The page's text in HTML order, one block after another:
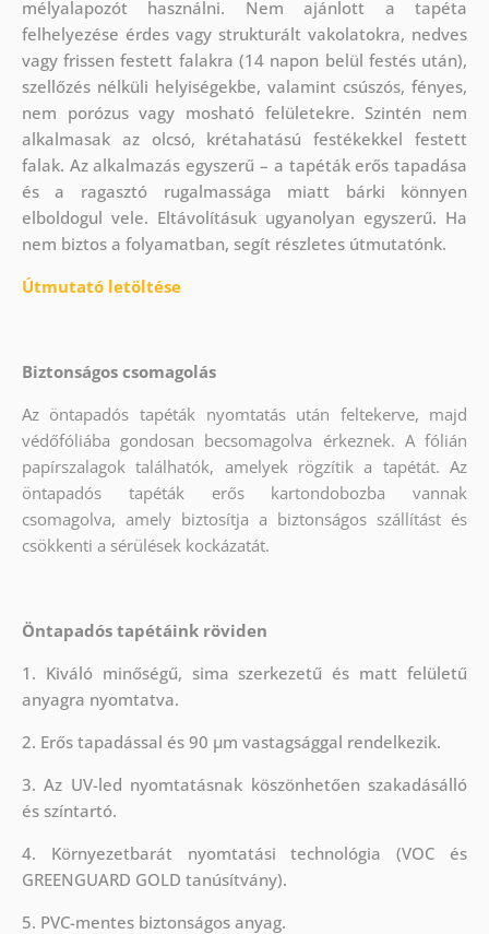
mélyalapozót használni. Nem ajánlott a tapéta
felhelyezése érdes vagy strukturált vakolatokra, nedves
vagy frissen festett falakra (14 napon belül festés után),
szellőzés nélküli helyiségekbe, valamint csúszós, fényes,
nem porózus vagy mosható felületekre. Szintén nem
alkalmasak az olcsó, krétahatású festékekkel festett
falak. Az alkalmazás egyszerű – a tapéták erős tapadása
és a ragasztó rugalmassága miatt bárki könnyen
elboldogul vele. Eltávolításuk ugyanolyan egyszerű. Ha
nem biztos a folyamatban, segít részletes útmutatónk.
Útmutató letöltése
Biztonságos csomagolás
Az öntapadós tapéták nyomtatás után feltekerve, majd
védőfóliába gondosan becsomagolva érkeznek. A fólián
papírszalagok találhatók, amelyek rögzítik a tapétát. Az
öntapadós tapéták erős kartondobozba vannak
csomagolva, amely biztosítja a biztonságos szállítást és
csökkenti a sérülések kockázatát.
Öntapadós tapétáink röviden
1. Kiváló minőségű, sima szerkezetű és matt felületű
anyagra nyomtatva.
2. Erős tapadással és 90 µm vastagsággal rendelkezik.
3. Az UV-led nyomtatásnak köszönhetően szakadásálló
és színtartó.
4. Környezetbarát nyomtatási technológia (VOC és
GREENGUARD GOLD tanúsítvány).
5. PVC-mentes biztonságos anyag.